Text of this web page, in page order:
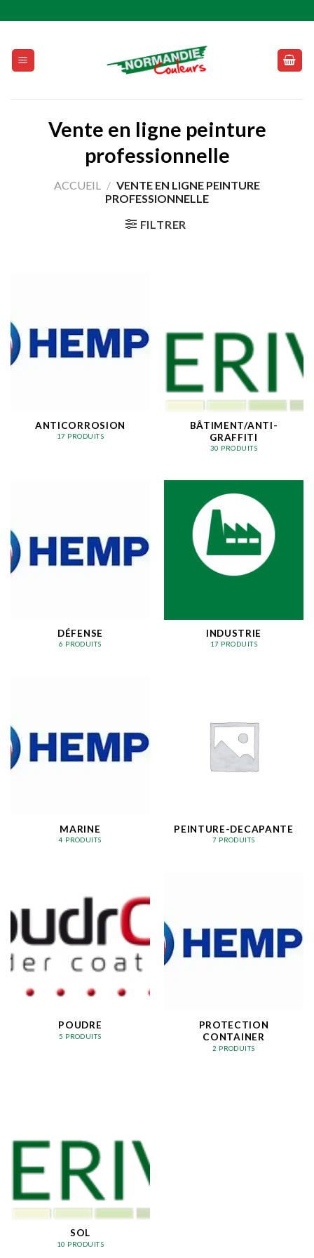
to
Vente en ligne peinture
professionnelle
ACCUEIL / VENTE EN LIGNE PEINTURE
PROFESSIONNELLE
FILTRER
ANTICORROSION
17 PRODUITS
BÂTIMENT/ANTI-
GRAFFITI
30 PRODUITS
DÉFENSE
6 PRODUITS
INDUSTRIE
17 PRODUITS
MARINE
4 PRODUITS
PEINTURE-DECAPANTE
7 PRODUITS
POUDRE
5 PRODUITS
PROTECTION
CONTAINER
2 PRODUITS
SOL
10 PRODUITS